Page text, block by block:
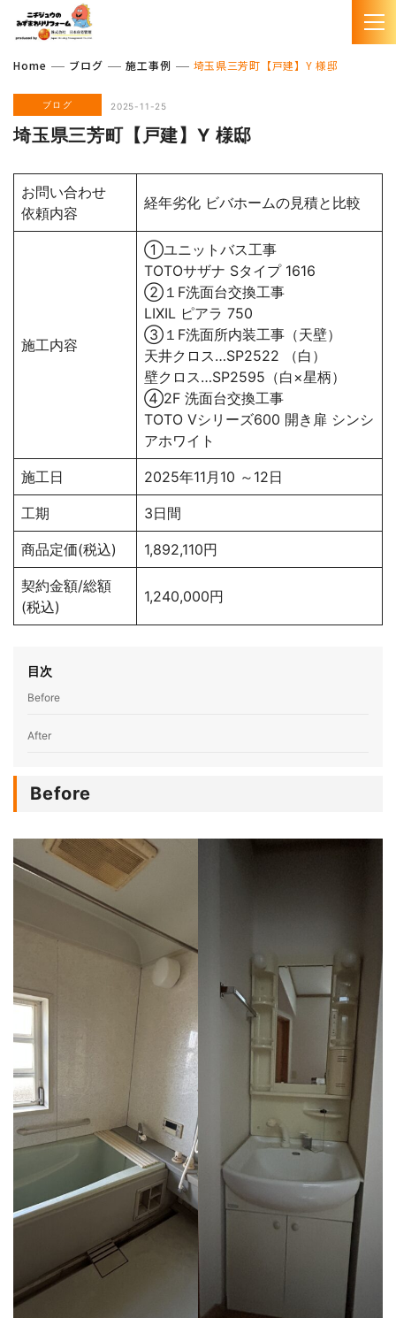
Home ブログ 施工事例 埼玉県三芳町【戸建】Y 様邸
ブログ 2025-11-25
埼玉県三芳町【戸建】Y 様邸
お問い合わせ
依頼内容
経年劣化 ビバホームの見積と比較
施工内容
①ユニットバス工事
TOTOサザナ Sタイプ 1616
②１F洗面台交換工事
LIXIL ピアラ 750
③１F洗面所内装工事（天壁）
天井クロス…SP2522 （白）
壁クロス…SP2595（白×星柄）
④2F 洗面台交換工事
TOTO Vシリーズ600 開き扉 シンシ
アホワイト
施工日 2025年11月10 ～12日
工期 3日間
商品定価(税込) 1,892,110円
契約金額/総額
(税込)
1,240,000円
目次
Before
After
Before